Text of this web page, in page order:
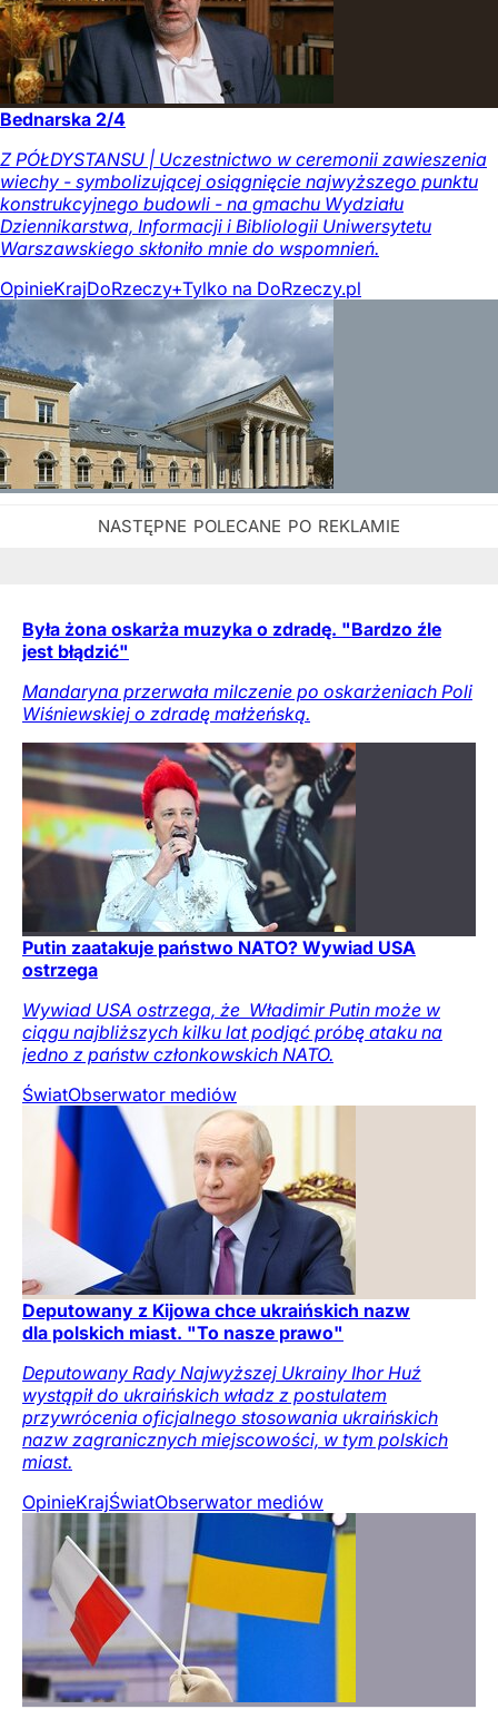
Bednarska 2/4
Z PÓŁDYSTANSU | Uczestnictwo w ceremonii zawieszenia
wiechy - symbolizującej osiągnięcie najwyższego punktu
konstrukcyjnego budowli - na gmachu Wydziału
Dziennikarstwa, Informacji i Bibliologii Uniwersytetu
Warszawskiego skłoniło mnie do wspomnień.
OpinieKrajDoRzeczy+Tylko na DoRzeczy.pl
Była żona oskarża muzyka o zdradę. "Bardzo źle
jest błądzić"
Mandaryna przerwała milczenie po oskarżeniach Poli
Wiśniewskiej o zdradę małżeńską.
Putin zaatakuje państwo NATO? Wywiad USA
ostrzega
Wywiad USA ostrzega, że ​ Władimir Putin może w
ciągu najbliższych kilku lat podjąć próbę ataku na
jedno z państw członkowskich NATO.
ŚwiatObserwator mediów
Deputowany z Kijowa chce ukraińskich nazw
dla polskich miast. "To nasze prawo"
Deputowany Rady Najwyższej Ukrainy Ihor Huź
wystąpił do ukraińskich władz z postulatem
przywrócenia oficjalnego stosowania ukraińskich
nazw zagranicznych miejscowości, w tym polskich
miast.
OpinieKrajŚwiatObserwator mediów